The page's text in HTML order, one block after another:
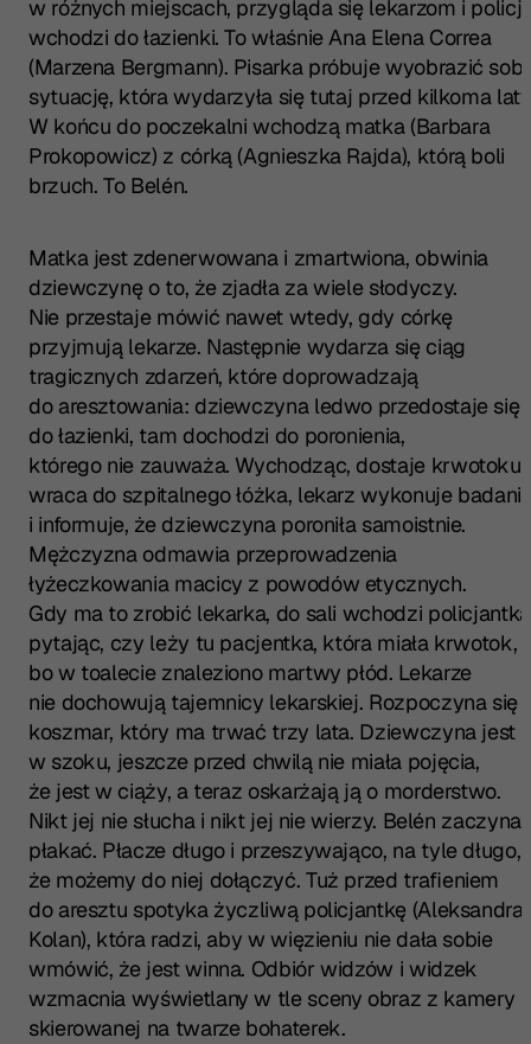
w różnych miejscach, przygląda się lekarzom i policji,
wchodzi do łazienki. To właśnie Ana Elena Correa
(Marzena Bergmann). Pisarka próbuje wyobrazić
sytuację, która wydarzyła się tutaj przed kilkoma
W końcu do poczekalni wchodzą matka (Barbara
Prokopowicz) z córką (Agnieszka Rajda), którą boli
brzuch. To Belén.
Matka jest zdenerwowana i zmartwiona, obwinia
dziewczynę o to, że zjadła za wiele słodyczy.
Nie przestaje mówić nawet wtedy, gdy córkę
przyjmują lekarze. Następnie wydarza się ciąg
tragicznych zdarzeń, które doprowadzają
do aresztowania: dziewczyna ledwo przedostaje się
do łazienki, tam dochodzi do poronienia,
którego nie zauważa. Wychodząc, dostaje krwotoku,
wraca do szpitalnego łóżka, lekarz wykonuje
i informuje, że dziewczyna poroniła samoistnie.
Mężczyzna odmawia przeprowadzenia
łyżeczkowania macicy z powodów etycznych.
Gdy ma to zrobić lekarka, do sali wchodzi
pytając, czy leży tu pacjentka, która miała krwotok,
bo w toalecie znaleziono martwy płód. Lekarze
nie dochowują tajemnicy lekarskiej. Rozpoczyna się
koszmar, który ma trwać trzy lata. Dziewczyna jest
w szoku, jeszcze przed chwilą nie miała pojęcia,
że jest w ciąży, a teraz oskarżają ją o morderstwo.
Nikt jej nie słucha i nikt jej nie wierzy. Belén zaczyna
płakać. Płacze długo i przeszywająco, na tyle długo,
że możemy do niej dołączyć. Tuż przed trafieniem
do aresztu spotyka życzliwą policjantkę (Aleksandra
Kolan), która radzi, aby w więzieniu nie dała sobie
wmówić, że jest winna. Odbiór widzów i widzek
wzmacnia wyświetlany w tle sceny obraz z kamery
skierowanej na twarze bohaterek.